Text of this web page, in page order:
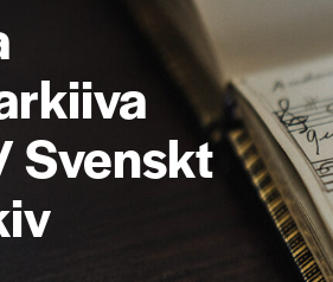
Svenskt